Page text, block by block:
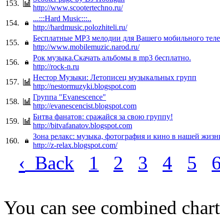
153.
http://www.scootertechno.ru/
154.
...:::Hard Music:::..
http://hardmusic.polozhiteli.ru/
155.
Бесплатные МР3 мелодии для Вашего мобильного
http://www.mobilemuzic.narod.ru/
156.
Рок музыка.Скачать альбомы в mp3 бесплатно.
http://rock-n.ru
157.
Нестор Музыки: Летописец музыкальных групп
http://nestormuzyki.blogspot.com
158.
Группа "Evanescence"
http://evanescencist.blogspot.com
159.
Битва фанатов: сражайся за свою группу!
http://bitvafanatov.blogspot.com
160.
Зона релакс: музыка, фотография и кино в нашей
http://z-relax.blogspot.com/
‹ Back 1 2 3 4 5
You can see combined